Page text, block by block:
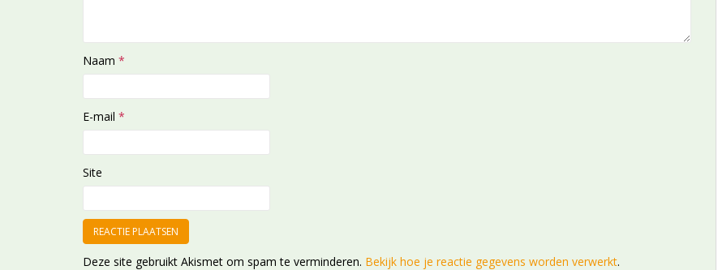
Naam *
E-mail *
Site
Deze site gebruikt Akismet om spam te verminderen. Bekijk hoe je reactie gegevens worden verwerkt.